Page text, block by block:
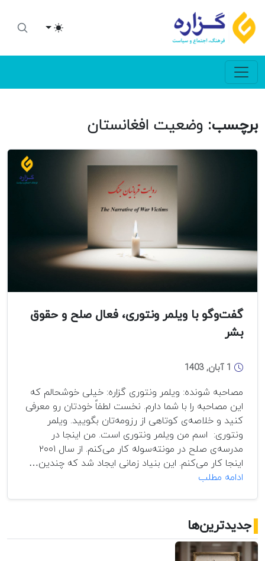
Toggle theme
برچسب: وضعیت افغانستان
گفت‌وگو با ویلمر ونتوری، فعال صلح و حقوق
بشر
مصاحبه شونده: ویلمر ونتوری گزاره: خیلی خوشحالم که
این مصاحبه را با شما دارم. نخست لطفاً خودتان رو معرفی
کنید و خلاصه‌ی کوتاهی از رزومه‌تان بگویید. ویلمر
ونتوری: اسم من ویلمر ونتوری است. من اینجا در
مدرسه‌ی صلح در مونته‌سوله کار می‌کنم. از سال ۲۰۰۱
اینجا کار می‌کنم. این بنیاد زمانی ایجاد شد که چندین…
ادامه مطلب
ونتوری،
فعال
صلح
جدیدترین‌ها